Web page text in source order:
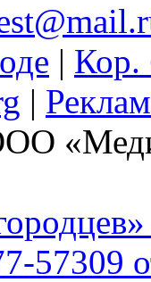
| Кор.
|